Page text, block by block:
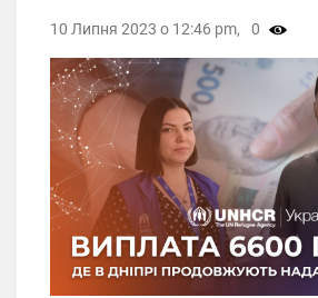
10 Липня 2023 о 12:46 pm, 0